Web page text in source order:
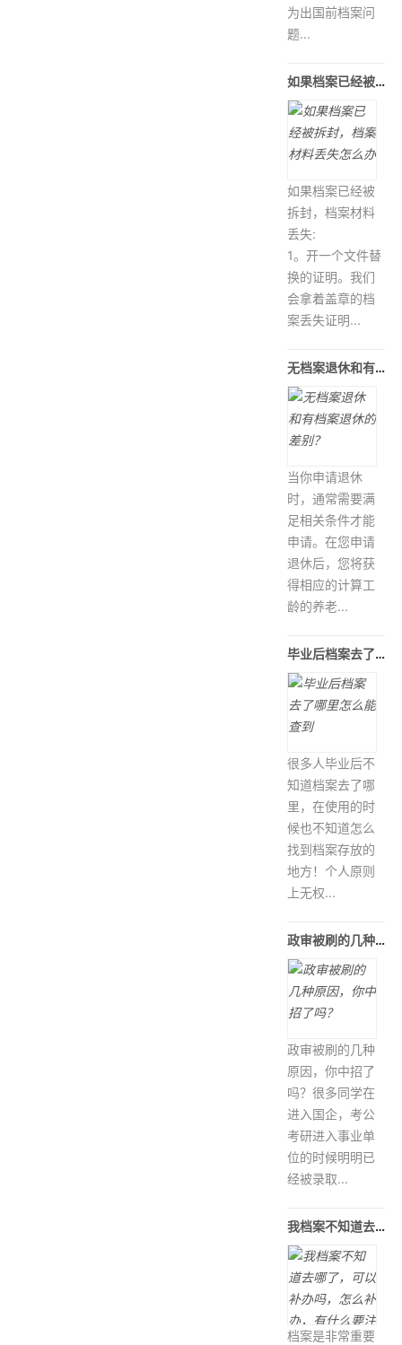
为出国前档案问
题...
如果档案已经被拆封，档案材料丢失怎
如果档案已经被
拆封，档案材料
丢失:
1。开一个文件替
换的证明。我们
会拿着盖章的档
案丢失证明...
无档案退休和有档案退休的差别？
当你申请退休
时，通常需要满
足相关条件才能
申请。在您申请
退休后，您将获
得相应的计算工
龄的养老...
毕业后档案去了哪里怎么能查到
很多人毕业后不
知道档案去了哪
里，在使用的时
候也不知道怎么
找到档案存放的
地方！个人原则
上无权...
政审被刷的几种原因，你中招了吗？
政审被刷的几种
原因，你中招了
吗？很多同学在
进入国企，考公
考研进入事业单
位的时候明明已
经被录取...
我档案不知道去哪了，可以补办吗，怎么
档案是非常重要